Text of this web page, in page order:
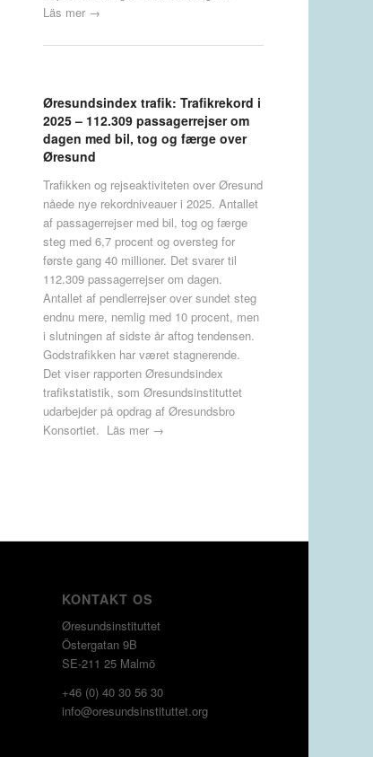
Läs mer →
Øresundsindex trafik: Trafikrekord i
2025 – 112.309 passagerrejser om
dagen med bil, tog og færge over
Øresund
Trafikken og rejseaktiviteten over Øresund
nåede nye rekordniveauer i 2025. Antallet
af passagerrejser med bil, tog og færge
steg med 6,7 procent og oversteg for
første gang 40 millioner. Det svarer til
112.309 passagerrejser om dagen.
Antallet af pendlerrejser over sundet steg
endnu mere, nemlig med 10 procent, men
i slutningen af sidste år aftog tendensen.
Godstrafikken har været stagnerende.
Det viser rapporten Øresundsindex
trafikstatistik, som Øresundsinstituttet
udarbejder på opdrag af Øresundsbro
Konsortiet. Läs mer →
KONTAKT OS
Øresundsinstituttet
Östergatan 9B
SE-211 25 Malmö
+46 (0) 40 30 56 30
info@oresundsinstituttet.org